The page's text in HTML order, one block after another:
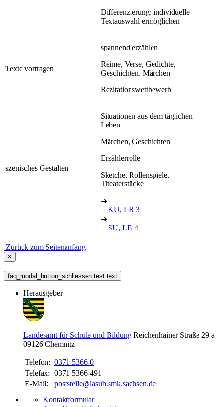
Differenzierung: individuelle
Textauswahl ermöglichen
Texte vortragen
spannend erzählen
Reime, Verse, Gedichte,
Geschichten, Märchen
Rezitationswettbewerb
szenisches Gestalten
Situationen aus dem täglichen
Leben
Märchen, Geschichten
Erzählerrolle
Sketche, Rollenspiele,
Theaterstücke
➔
KU, LB 3
➔
SU, LB 4
Zurück zum Seitenanfang
×
faq_modal_button_schliessen test text
Herausgeber
Landesamt für Schule und Bildung Reichenhainer Straße 29 a
09126 Chemnitz
Telefon: 0371 5366-0
Telefax: 0371 5366-491
E-Mail:
poststelle@lasub.smk.sachsen.de
Kontaktformular